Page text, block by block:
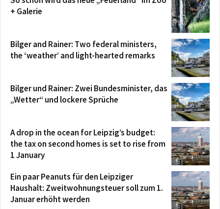
+ Galerie
Bilger and Rainer: Two federal ministers,
the ‘weather’ and light-hearted remarks
Bilger und Rainer: Zwei Bundesminister, das
„Wetter“ und lockere Sprüche
A drop in the ocean for Leipzig’s budget:
the tax on second homes is set to rise from
1 January
Ein paar Peanuts für den Leipziger
Haushalt: Zweitwohnungsteuer soll zum 1.
Januar erhöht werden